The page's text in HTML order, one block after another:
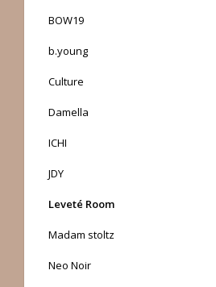
BOW19
b.young
Culture
Damella
ICHI
JDY
Leveté Room
Madam stoltz
Neo Noir